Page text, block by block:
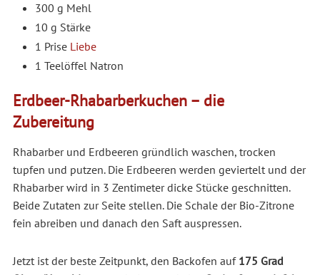
300 g Mehl
10 g Stärke
1 Prise Liebe
1 Teelöffel Natron
Erdbeer-Rhabarberkuchen – die
Zubereitung
Rhabarber und Erdbeeren gründlich waschen, trocken
tupfen und putzen. Die Erdbeeren werden geviertelt und der
Rhabarber wird in 3 Zentimeter dicke Stücke geschnitten.
Beide Zutaten zur Seite stellen. Die Schale der Bio-Zitrone
fein abreiben und danach den Saft auspressen.
Jetzt ist der beste Zeitpunkt, den Backofen auf 175 Grad